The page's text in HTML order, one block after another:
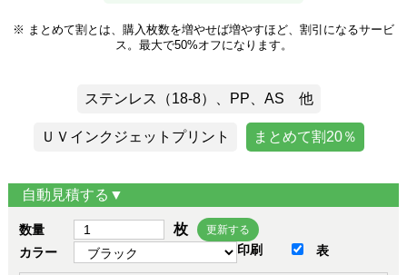
※ まとめて割とは、購入枚数を増やせば増やすほど、割引になるサービ
ス。最大で50%オフになります。
ステンレス（18-8）、PP、AS 他
ＵＶインクジェットプリント まとめて割20％
自動見積する▼
数量 枚 更新する
カラー 印刷 表